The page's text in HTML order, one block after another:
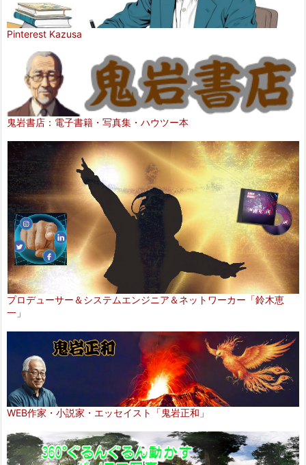
Pinterest Kazusa
鬼岩書店：電子書籍・写真集・ハウツー本
プロデューサー＆システムエンジニア＆ネットワーカー「鈴木恵
一」
WEB作家・小説家・エッセイスト「鬼岩正和」